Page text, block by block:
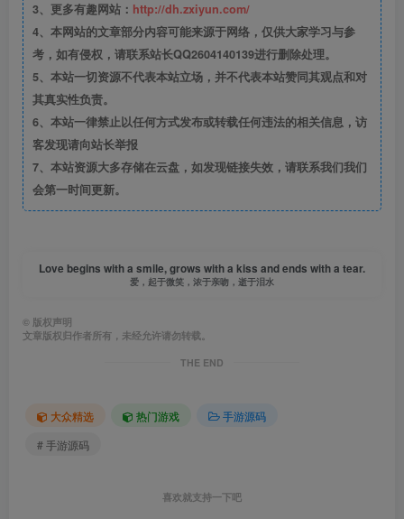
3、更多有趣网站： http://dh.zxiyun.com/
4、本网站的文章部分内容可能来源于网络，仅供大家学习与参
考，如有侵权，请联系站长QQ2604140139进行删除处理。
5、本站一切资源不代表本站立场，并不代表本站赞同其观点和对
其真实性负责。
6、本站一律禁止以任何方式发布或转载任何违法的相关信息，访
客发现请向站长举报
7、本站资源大多存储在云盘，如发现链接失效，请联系我们我们
会第一时间更新。
Love begins with a smile, grows with a kiss and ends with a tear.
爱，起于微笑，浓于亲吻，逝于泪水
© 版权声明
文章版权归作者所有，未经允许请勿转载。
THE END
大众精选 热门游戏
手游源码
# 手游源码
喜欢就支持一下吧